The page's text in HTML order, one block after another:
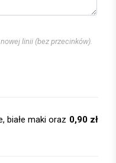
linii (bez przecinków).
białe maki oraz 0,90 zł